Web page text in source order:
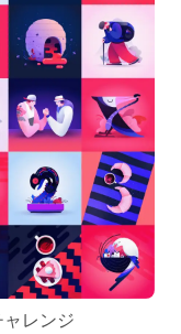
レンジ